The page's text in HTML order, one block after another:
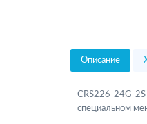
Описание
CRS226-24G-
специальном